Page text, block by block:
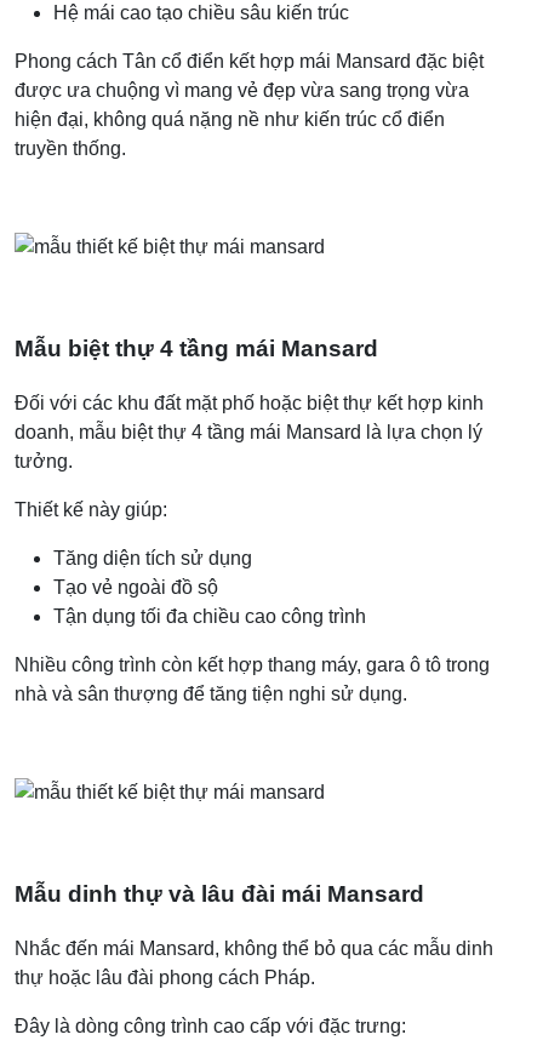
Hệ mái cao tạo chiều sâu kiến trúc
Phong cách Tân cổ điển kết hợp mái Mansard đặc biệt
được ưa chuộng vì mang vẻ đẹp vừa sang trọng vừa
hiện đại, không quá nặng nề như kiến trúc cổ điển
truyền thống.
Mẫu biệt thự 4 tầng mái Mansard
Đối với các khu đất mặt phố hoặc biệt thự kết hợp kinh
doanh, mẫu biệt thự 4 tầng mái Mansard là lựa chọn lý
tưởng.
Thiết kế này giúp:
Tăng diện tích sử dụng
Tạo vẻ ngoài đồ sộ
Tận dụng tối đa chiều cao công trình
Nhiều công trình còn kết hợp thang máy, gara ô tô trong
nhà và sân thượng để tăng tiện nghi sử dụng.
Mẫu dinh thự và lâu đài mái Mansard
Nhắc đến mái Mansard, không thể bỏ qua các mẫu dinh
thự hoặc lâu đài phong cách Pháp.
Đây là dòng công trình cao cấp với đặc trưng: